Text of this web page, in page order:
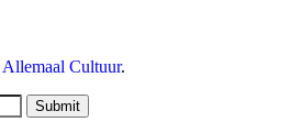
Allemaal Cultuur.
Submit